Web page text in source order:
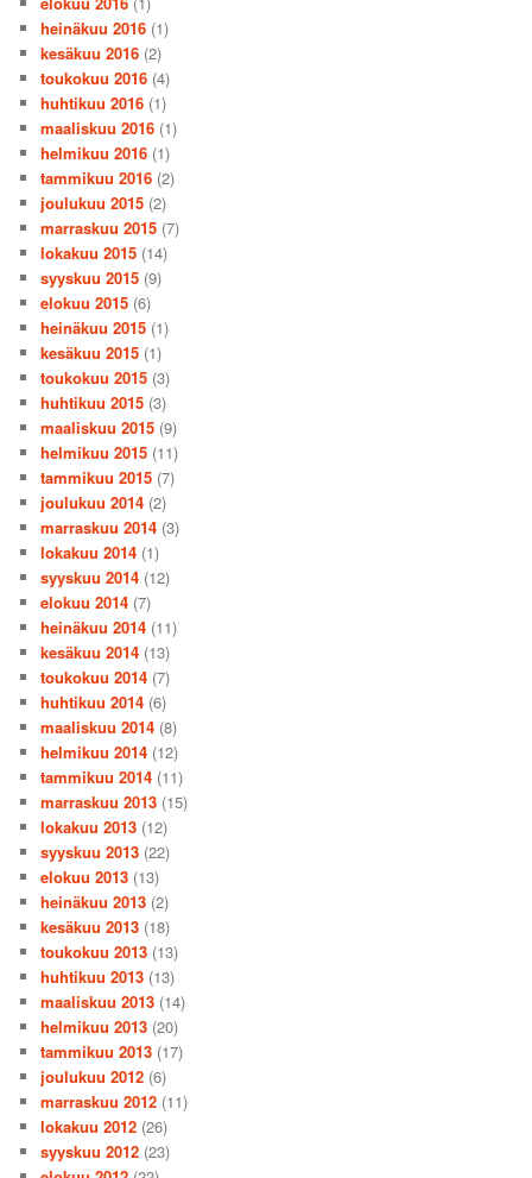
heinäkuu 2016 (1)
kesäkuu 2016 (2)
toukokuu 2016 (4)
huhtikuu 2016 (1)
maaliskuu 2016 (1)
helmikuu 2016 (1)
tammikuu 2016 (2)
joulukuu 2015 (2)
marraskuu 2015 (7)
lokakuu 2015 (14)
syyskuu 2015 (9)
elokuu 2015 (6)
heinäkuu 2015 (1)
kesäkuu 2015 (1)
toukokuu 2015 (3)
huhtikuu 2015 (3)
maaliskuu 2015 (9)
helmikuu 2015 (11)
tammikuu 2015 (7)
joulukuu 2014 (2)
marraskuu 2014 (3)
lokakuu 2014 (1)
syyskuu 2014 (12)
elokuu 2014 (7)
heinäkuu 2014 (11)
kesäkuu 2014 (13)
toukokuu 2014 (7)
huhtikuu 2014 (6)
maaliskuu 2014 (8)
helmikuu 2014 (12)
tammikuu 2014 (11)
marraskuu 2013 (15)
lokakuu 2013 (12)
syyskuu 2013 (22)
elokuu 2013 (13)
heinäkuu 2013 (2)
kesäkuu 2013 (18)
toukokuu 2013 (13)
huhtikuu 2013 (13)
maaliskuu 2013 (14)
helmikuu 2013 (20)
tammikuu 2013 (17)
joulukuu 2012 (6)
marraskuu 2012 (11)
lokakuu 2012 (26)
syyskuu 2012 (23)